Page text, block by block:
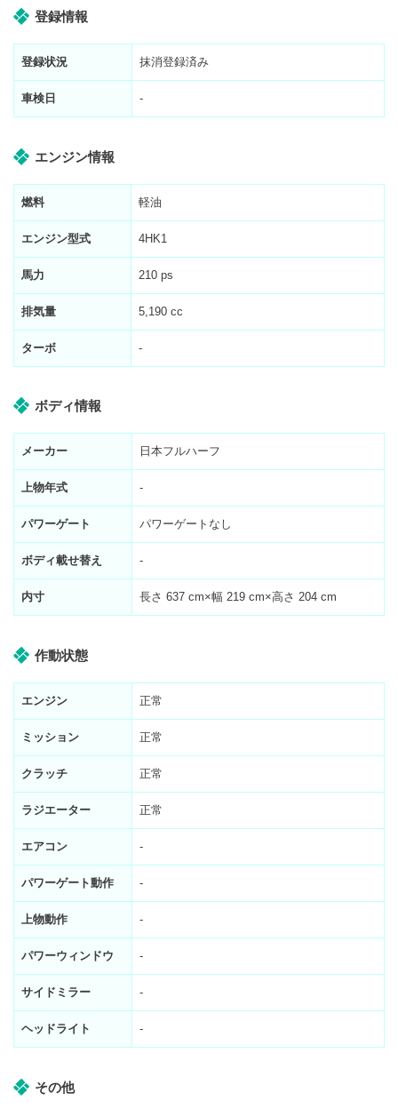
登録情報
登録状況 抹消登録済み
車検日 -
エンジン情報
燃料 軽油
エンジン型式 4HK1
馬力 210 ps
排気量 5,190 cc
ターボ -
ボディ情報
メーカー 日本フルハーフ
上物年式 -
パワーゲート パワーゲートなし
ボディ載せ替え -
内寸 長さ 637 cm×幅 219 cm×高さ 204 cm
作動状態
エンジン 正常
ミッション 正常
クラッチ 正常
ラジエーター 正常
エアコン -
パワーゲート動作 -
上物動作 -
パワーウィンドウ -
サイドミラー -
ヘッドライト -
その他